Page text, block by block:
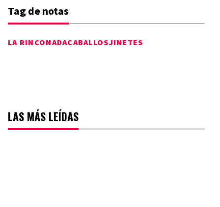
Tag de notas
LA RINCONADACABALLOSJINETES
LAS MÁS LEÍDAS